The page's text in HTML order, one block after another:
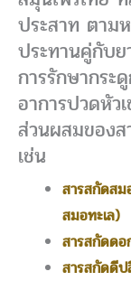
ประสาท ตาม
ประทานคู่กับ
การรักษากระ
อาการปวดหัว
ส่วนผสมของ
เช่น
สารสกัดส
สมอทะเล)
สารสกัดด
สารสกัดดี